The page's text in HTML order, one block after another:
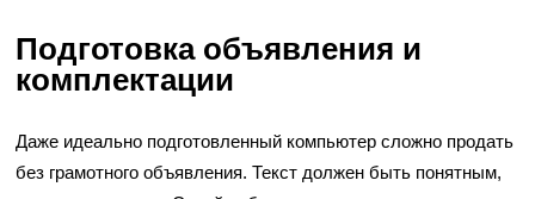
Подготовка объявления и
комплектации
Даже идеально подготовленный компьютер сложно продать
без грамотного объявления. Текст должен быть понятным,